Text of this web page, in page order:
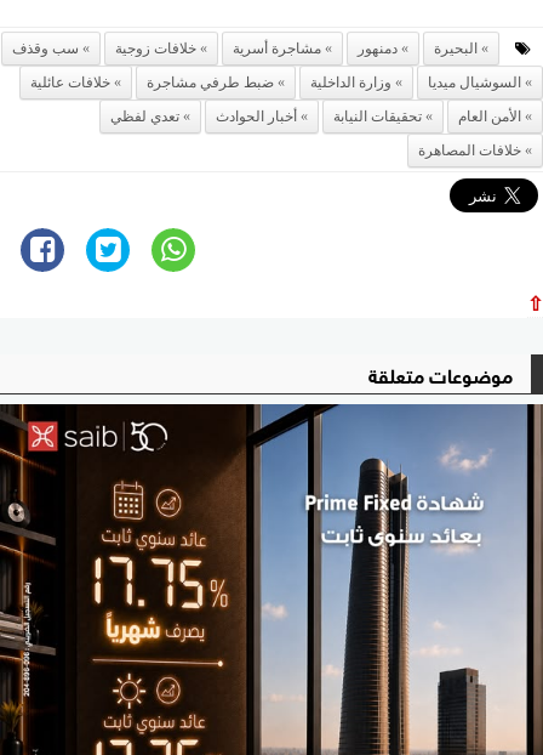
البحيرة دمنهور مشاجرة أسرية خلافات زوجية
سب وقذف
السوشيال ميديا
وزارة الداخلية ضبط طرفي مشاجرة
خلافات عائلية
الأمن العام
تحقيقات النيابة أخبار الحوادث
تعدي لفظي
خلافات المصاهرة
⇧
موضوعات متعلقة